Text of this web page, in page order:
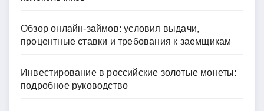
Обзор онлайн-займов: условия выдачи,
процентные ставки и требования к заемщикам
Инвестирование в российские золотые монеты:
подробное руководство